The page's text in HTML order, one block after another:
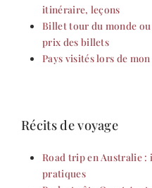
itinéraire, leçons
Billet tour du monde ou
prix des billets
Pays visités lors de
Récits de voyage
Road trip en Australie
pratiques